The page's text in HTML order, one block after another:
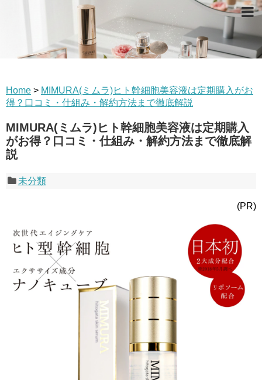
Home > MIMURA(ミムラ)ヒト幹細胞美容液は定期購入がお
得？口コミ・仕組み・解約方法まで徹底解説
MIMURA(ミムラ)ヒト幹細胞美容液は定期購入
がお得？口コミ・仕組み・解約方法まで徹底解
説
未分類
(PR)